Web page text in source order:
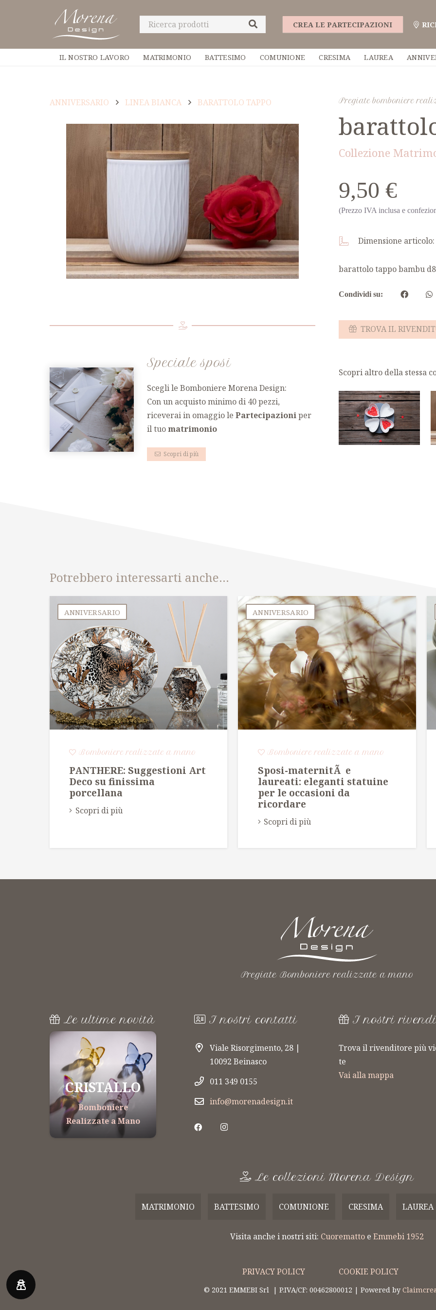
CREA LE PARTECIPAZIONI
IL NOSTRO LAVORO MATRIMONIO BATTESIMO COMUNIONE CRESIMA LAUREA
ANNIVERSARIO LINEA BIANCA BARATTOLO TAPPO
Speciale sposi
Scegli le Bomboniere Morena Design:
Con un acquisto minimo di 40 pezzi,
riceverai in omaggio lePartecipazioniper
il tuomatrimonio
Scopri di più
Pregiate bomboniere
Collezione
9,50 €
(Prezzo IVA inclusa e
Dimensione articolo:
barattolo tappo bambu
Condividi su:
TROVA IL
Scopri altro della stessa
Potrebbero interessarti anche…
ANNIVERSARIO
Bomboniere realizzate a mano
PANTHERE: Suggestioni Art
Deco su finissima
porcellana
Scopri di più
ANNIVERSARIO
Bomboniere realizzate a mano
Sposi-maternitÃ e
laureati: eleganti statuine
per le occasioni da
ricordare
Scopri di più
Pregiate Bomboniere realizzate a mano
Le ultime novità
CRISTALLO
Bomboniere
Realizzate a Mano
PORTAFOTO
Bomboniere
Realizzate a Mano
LINEA
I nostri contatti
Viale Risorgimento, 28 |
10092 Beinasco
011 349 0155
info@morenadesign.it
I nostri
Trova il rivenditore più
te
Vai alla mappa
Le collezioni Morena Design
MATRIMONIO BATTESIMO COMUNIONE CRESIMA LAUREA
Visita anche i nostri siti: Cuorematto e Emmebi 1952
PRIVACY POLICY COOKIE POLICY
© 2021 EMMEBI Srl | P.IVA/CF: 00462800012 | Powered by